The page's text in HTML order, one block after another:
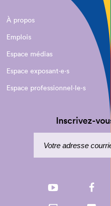
À propos
Emplois
Espace médias
Espace exposant·e⋅s
Espace professionnel·le⋅s
Inscrivez-